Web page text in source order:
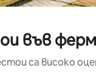
във
са високо